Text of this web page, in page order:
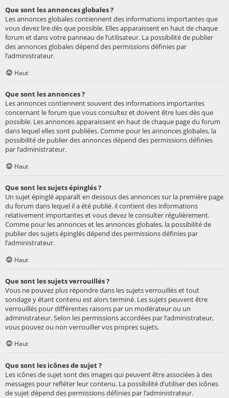
Que sont les annonces globales ?
Les annonces globales contiennent des informations importantes que
vous devez lire dès que possible. Elles apparaissent en haut de chaque
forum et dans votre panneau de l’utilisateur. La possibilité de publier
des annonces globales dépend des permissions définies par
l’administrateur.
Haut
Que sont les annonces ?
Les annonces contiennent souvent des informations importantes
concernant le forum que vous consultez et doivent être lues dès que
possible. Les annonces apparaissent en haut de chaque page du forum
dans lequel elles sont publiées. Comme pour les annonces globales, la
possibilité de publier des annonces dépend des permissions définies
par l’administrateur.
Haut
Que sont les sujets épinglés ?
Un sujet épinglé apparaît en dessous des annonces sur la première page
du forum dans lequel il a été publié. il contient des informations
relativement importantes et vous devez le consulter régulièrement.
Comme pour les annonces et les annonces globales, la possibilité de
publier des sujets épinglés dépend des permissions définies par
l’administrateur.
Haut
Que sont les sujets verrouillés ?
Vous ne pouvez plus répondre dans les sujets verrouillés et tout
sondage y étant contenu est alors terminé. Les sujets peuvent être
verrouillés pour différentes raisons par un modérateur ou un
administrateur. Selon les permissions accordées par l’administrateur,
vous pouvez ou non verrouiller vos propres sujets.
Haut
Que sont les icônes de sujet ?
Les icônes de sujet sont des images qui peuvent être associées à des
messages pour refléter leur contenu. La possibilité d’utiliser des icônes
de sujet dépend des permissions définies par l’administrateur.